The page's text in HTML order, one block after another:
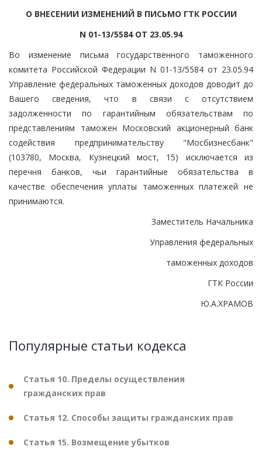
О ВНЕСЕНИИ ИЗМЕНЕНИЙ В ПИСЬМО ГТК РОССИИ
N 01-13/5584 ОТ 23.05.94
Во изменение письма государственного таможенного
комитета Российской Федерации N 01-13/5584 от 23.05.94
Управление федеральных таможенных доходов доводит до
Вашего сведения, что в связи с отсутствием
задолженности по гарантийным обязательствам по
представлениям таможен Московский акционерный банк
содействия предпринимательству "Мосбизнесбанк"
(103780, Москва, Кузнецкий мост, 15) исключается из
перечня банков, чьи гарантийные обязательства в
качестве обеспечения уплаты таможенных платежей не
принимаются.
Заместитель Начальника
Управления федеральных
таможенных доходов
ГТК России
Ю.А.ХРАМОВ
Популярные статьи кодекса
Статья 10. Пределы осуществления
гражданских прав
Статья 12. Способы защиты гражданских прав
Статья 15. Возмещение убытков